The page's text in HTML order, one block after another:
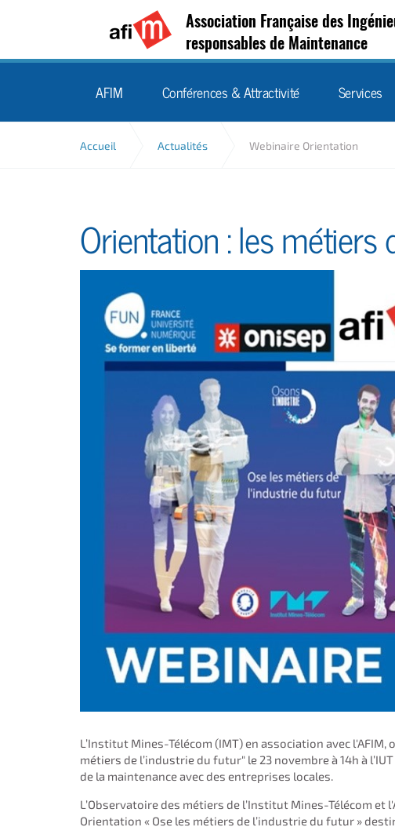
Association Française des
responsables de Maintenance
AFIM Conférences & Attractivité Services
Accueil Actualités Webinaire Orientation
Orientation : les métiers
L’Institut Mines-Télécom (IMT) en association avec
métiers de l’industrie du futur" le 23 novembre à 14h à
de la maintenance avec des entreprises locales.
L’Observatoire des métiers de l’Institut Mines-Télécom
Orientation « Ose les métiers de l’industrie du futur »